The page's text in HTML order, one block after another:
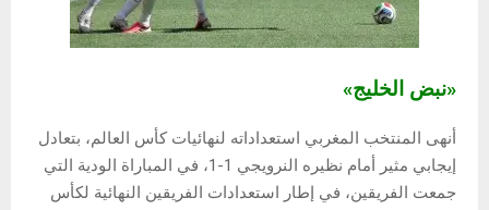
«نبض الخليج»
أنهى المنتخب المغربي استعداداته لنهائيات كأس العالم، بتعادل
إيجابي مثير أمام نظيره النرويجي 1-1، في المباراة الودية التي
جمعت الفريقين، في إطار استعدادات الفريقين النهائية لكأس